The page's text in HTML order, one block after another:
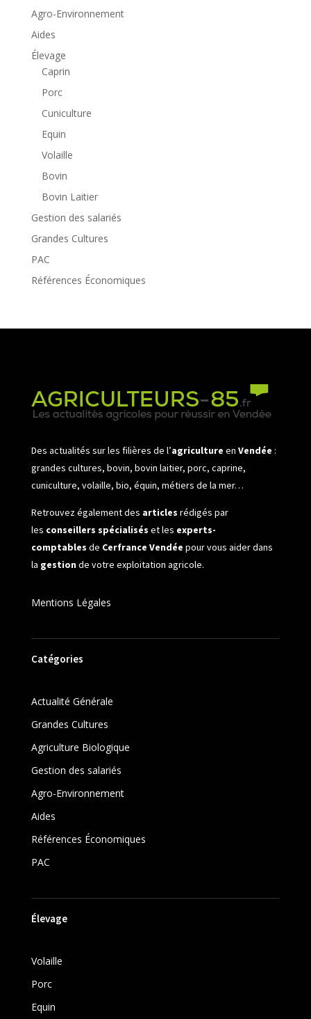
Agro-Environnement
Aides
Élevage
Caprin
Porc
Cuniculture
Equin
Volaille
Bovin
Bovin Laitier
Gestion des salariés
Grandes Cultures
PAC
Références Économiques
Des actualités sur les filières de l’agriculture en Vendée :
grandes cultures, bovin, bovin laitier, porc, caprine,
cuniculture, volaille, bio, équin, métiers de la mer…
Retrouvez également des articles rédigés par
les conseillers spécialisés et les experts-
comptables de Cerfrance Vendée pour vous aider dans
la gestionde votre exploitation agricole.
Mentions Légales
Catégories
Actualité Générale
Grandes Cultures
Agriculture Biologique
Gestion des salariés
Agro-Environnement
Aides
Références Économiques
PAC
Élevage
Volaille
Porc
Equin